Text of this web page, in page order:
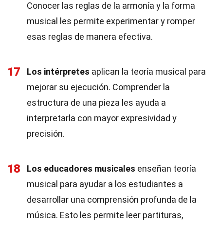
Conocer las reglas de la armonía y la forma
musical les permite experimentar y romper
esas reglas de manera efectiva.
17 Los intérpretes aplican la teoría musical para
mejorar su ejecución. Comprender la
estructura de una pieza les ayuda a
interpretarla con mayor expresividad y
precisión.
18 Los educadores musicales enseñan teoría
musical para ayudar a los estudiantes a
desarrollar una comprensión profunda de la
música. Esto les permite leer partituras,